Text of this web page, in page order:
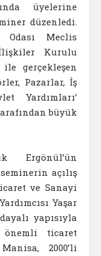
üyelerine
düzenledi.
Meclis
İlişkiler Kurulu
gerçekleşen
Pazarlar, İş
Yardımları’
büyük
Ergönül’ün
açılış
ve Sanayi
Yaşar
yapısıyla
ticaret
2000’li